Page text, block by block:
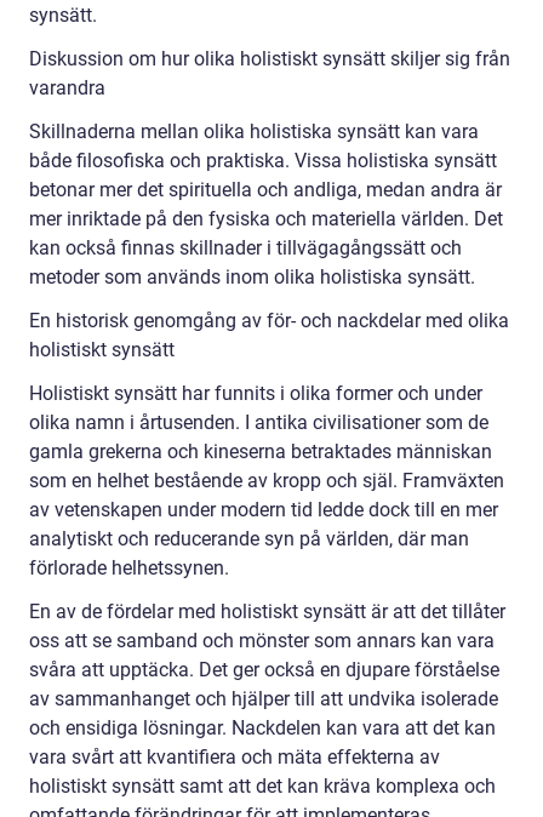
synsätt.
Diskussion om hur olika holistiskt synsätt skiljer sig från
varandra
Skillnaderna mellan olika holistiska synsätt kan vara
både filosofiska och praktiska. Vissa holistiska synsätt
betonar mer det spirituella och andliga, medan andra är
mer inriktade på den fysiska och materiella världen. Det
kan också finnas skillnader i tillvägagångssätt och
metoder som används inom olika holistiska synsätt.
En historisk genomgång av för- och nackdelar med olika
holistiskt synsätt
Holistiskt synsätt har funnits i olika former och under
olika namn i årtusenden. I antika civilisationer som de
gamla grekerna och kineserna betraktades människan
som en helhet bestående av kropp och själ. Framväxten
av vetenskapen under modern tid ledde dock till en mer
analytiskt och reducerande syn på världen, där man
förlorade helhetssynen.
En av de fördelar med holistiskt synsätt är att det tillåter
oss att se samband och mönster som annars kan vara
svåra att upptäcka. Det ger också en djupare förståelse
av sammanhanget och hjälper till att undvika isolerade
och ensidiga lösningar. Nackdelen kan vara att det kan
vara svårt att kvantifiera och mäta effekterna av
holistiskt synsätt samt att det kan kräva komplexa och